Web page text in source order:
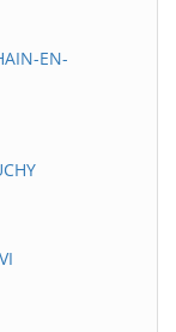
EN-